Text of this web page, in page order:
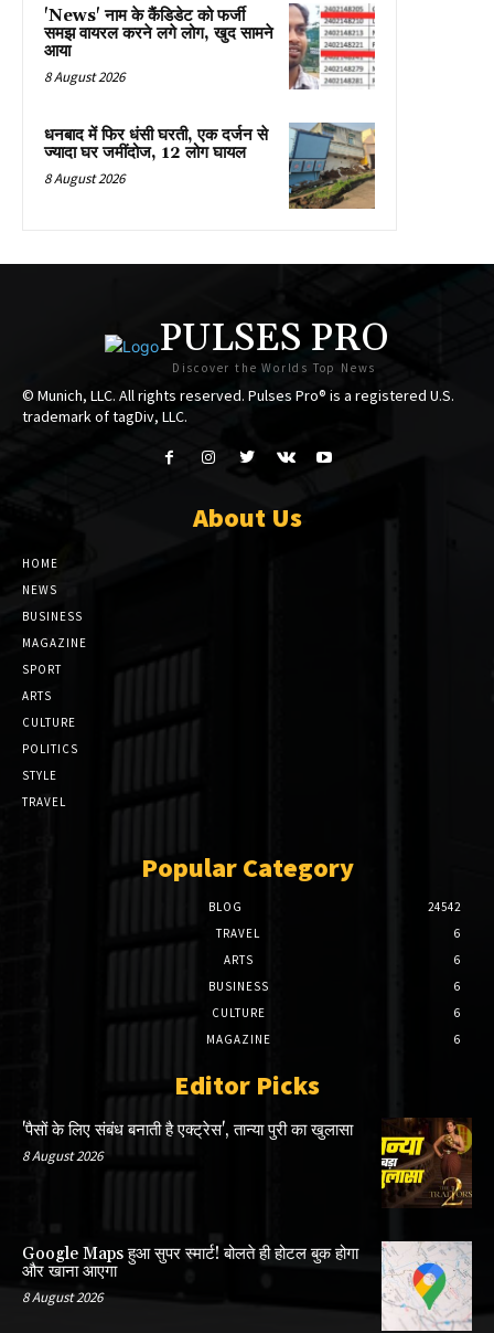
'News' नाम के कैंडिडेट को फर्जी
समझ वायरल करने लगे लोग, खुद सामने
आया
8 August 2026
धनबाद में फिर धंसी घरती, एक दर्जन से
ज्यादा घर जमींदोज, 12 लोग घायल
8 August 2026
PULSES PRO
Discover the Worlds Top News
© Munich, LLC. All rights reserved. Pulses Pro® is a registered U.S.
trademark of tagDiv, LLC.
About Us
HOME
NEWS
BUSINESS
MAGAZINE
SPORT
ARTS
CULTURE
POLITICS
STYLE
TRAVEL
Popular Category
BLOG
24542
TRAVEL
6
ARTS
6
BUSINESS
6
CULTURE
6
MAGAZINE
6
Editor Picks
'पैसों के लिए संबंध बनाती है एक्ट्रेस', तान्या पुरी का खुलासा
8 August 2026
Google Maps हुआ सुपर स्मार्ट! बोलते ही होटल बुक होगा
और खाना आएगा
8 August 2026